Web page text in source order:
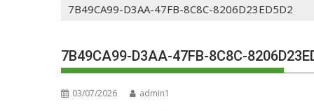
7B49CA99-D3AA-47FB-8C8C-8206D23ED5D2
7B49CA99-D3AA-47FB-8C8C-
03/07/2026 admin1